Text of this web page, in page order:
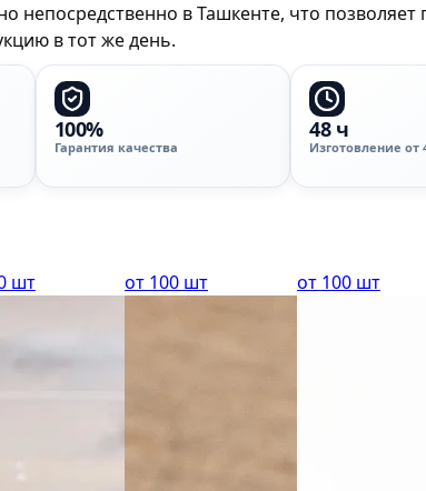
непосредственно в Ташкенте, что
в тот же день.
100%
Гарантия качества
48 ч
Изготовление от
шт от 100 шт от 100 шт